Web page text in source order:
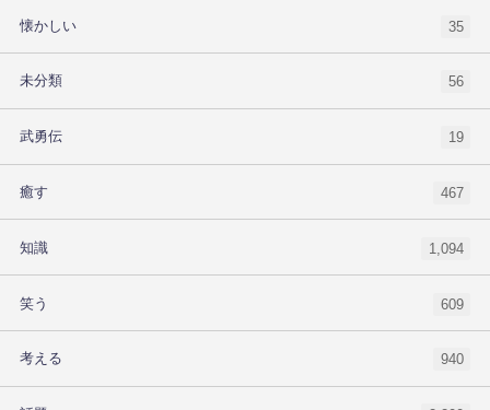
懐かしい 35
未分類 56
武勇伝 19
癒す 467
知識 1,094
笑う 609
考える 940